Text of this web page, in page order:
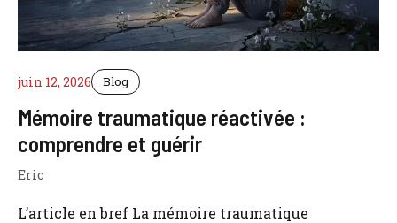
juin 12, 2026 Blog
Mémoire traumatique réactivée :
comprendre et guérir
Eric
L’article en bref La mémoire traumatique